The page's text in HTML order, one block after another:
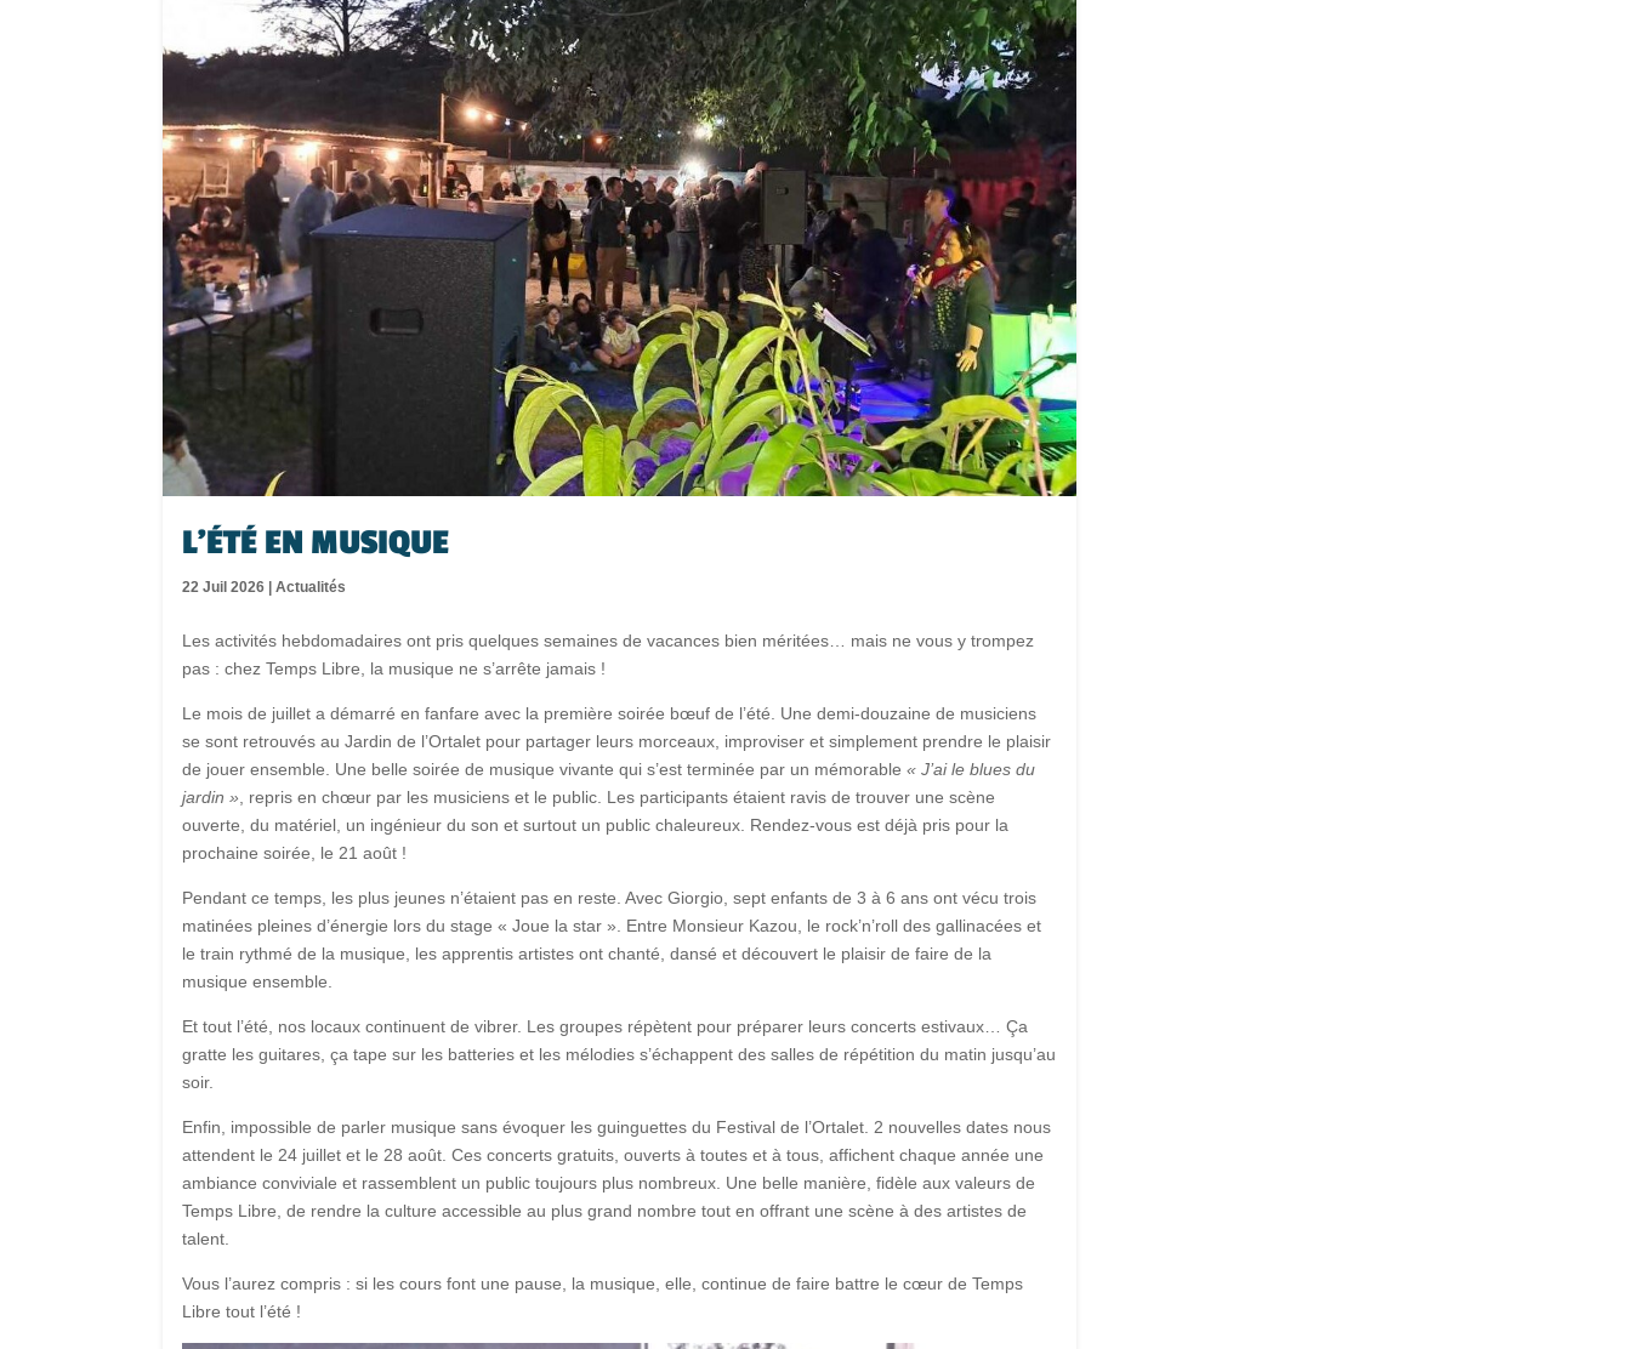
L’ÉTÉ EN MUSIQUE
22 Juil 2026 |Actualités
Les activités hebdomadaires ont pris quelques semaines de vacances bien méritées… mais ne vous y trompez
pas : chez Temps Libre, la musique ne s’arrête jamais !
Le mois de juillet a démarré en fanfare avec la première soirée bœuf de l’été. Une demi-douzaine de musiciens
se sont retrouvés au Jardin de l’Ortalet pour partager leurs morceaux, improviser et simplement prendre le plaisir
de jouer ensemble. Une belle soirée de musique vivante qui s’est terminée par un mémorable« J’ai le blues du
jardin » , repris en chœur par les musiciens et le public. Les participants étaient ravis de trouver une scène
ouverte, du matériel, un ingénieur du son et surtout un public chaleureux. Rendez-vous est déjà pris pour la
prochaine soirée, le 21 août !
Pendant ce temps, les plus jeunes n’étaient pas en reste. Avec Giorgio, sept enfants de 3 à 6 ans ont vécu trois
matinées pleines d’énergie lors du stage « Joue la star ». Entre Monsieur Kazou, le rock’n’roll des gallinacées et
le train rythmé de la musique, les apprentis artistes ont chanté, dansé et découvert le plaisir de faire de la
musique ensemble.
Et tout l’été, nos locaux continuent de vibrer. Les groupes répètent pour préparer leurs concerts estivaux… Ça
gratte les guitares, ça tape sur les batteries et les mélodies s’échappent des salles de répétition du matin jusqu’au
soir.
Enfin, impossible de parler musique sans évoquer les guinguettes du Festival de l’Ortalet. 2 nouvelles dates nous
attendent le 24 juillet et le 28 août. Ces concerts gratuits, ouverts à toutes et à tous, affichent chaque année une
ambiance conviviale et rassemblent un public toujours plus nombreux. Une belle manière, fidèle aux valeurs de
Temps Libre, de rendre la culture accessible au plus grand nombre tout en offrant une scène à des artistes de
talent.
Vous l’aurez compris : si les cours font une pause, la musique, elle, continue de faire battre le cœur de Temps
Libre tout l’été !